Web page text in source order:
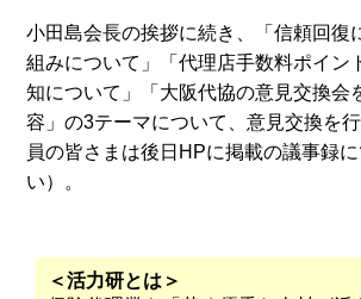
小田島会長の挨拶に続き、「信頼回復
組みについて」「代理店手数料ポイン
知について」「大阪代協の意見交換会
容」の3テーマについて、意見交換を
員の皆さまは後日HPに掲載の議事録
い）。
＜活力研とは＞